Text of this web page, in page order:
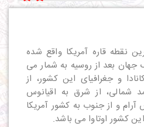
نقطه قاره آمریکا واقع شده
بعد از روسیه به شمار می
و جغرافیای این کشور، از
شمالی، از شرق به اقیانوس
و از جنوب به کشور آمریکا
کشور اوتاوا می باشد.